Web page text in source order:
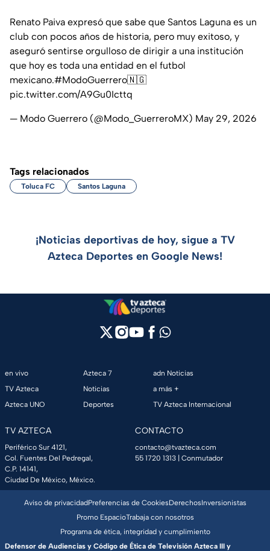
Renato Paiva expresó que sabe que Santos Laguna es un
club con pocos años de historia, pero muy exitoso, y
aseguró sentirse orgulloso de dirigir a una institución
que hoy es toda una entidad en el futbol
mexicano.#ModoGuerrero🇳🇬
pic.twitter.com/A9Gu0Icttq
— Modo Guerrero (@Modo_GuerreroMX) May 29, 2026
Tags relacionados
Toluca FC Santos Laguna
¡Noticias deportivas de hoy, sigue a TV
Azteca Deportes en Google News!
en vivo
TV Azteca
Azteca UNO
Azteca 7
Noticias
Deportes
adn Noticias
a más +
TV Azteca Internacional
TV AZTECA
Periférico Sur 4121,
Col. Fuentes Del Pedregal,
C.P. 14141,
Ciudad De México, México.
CONTACTO
contacto@tvazteca.com
55 1720 1313 | Conmutador
Aviso de privacidadPreferencias de CookiesDerechosInversionistas
Promo EspacioTrabaja con nosotros
Programa de ética, integridad y cumplimiento
Defensor de Audiencias y Código de Ética de Televisión Azteca III y